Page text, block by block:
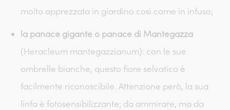
molto apprezzata in giardino così come in infuso;
la panace gigante o panace di Mantegazza
(Heracleum mantegazzianum): con le sue
ombrelle bianche, questo fiore selvatico è
facilmente riconoscibile. Attenzione però, la sua
linfa è fotosensibilizzante; da ammirare, ma da